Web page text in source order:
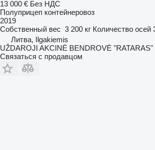
13 000 € Без НДС
Полуприцеп контейнеровоз
2019
Собственный вес 3 200 кг Количество осей
Литва, Ilgakiemis
UŽDAROJI AKCINĖ BENDROVĖ "RATARAS"
Связаться с продавцом